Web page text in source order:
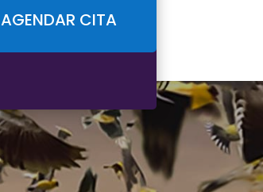
AGENDAR CITA